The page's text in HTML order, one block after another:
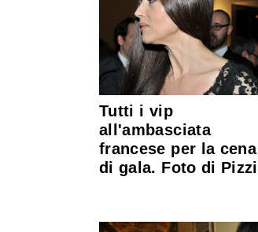
Tutti i vip
all'ambasciata
francese per la cena
di gala. Foto di Pizzi